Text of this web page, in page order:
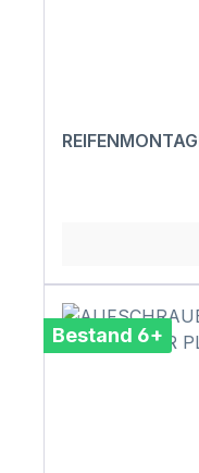
Bestand 6+